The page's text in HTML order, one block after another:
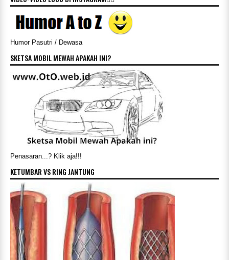
Humor Pasutri / Dewasa
SKETSA MOBIL MEWAH APAKAH INI?
Penasaran...? Klik aja!!!
KETUMBAR VS RING JANTUNG